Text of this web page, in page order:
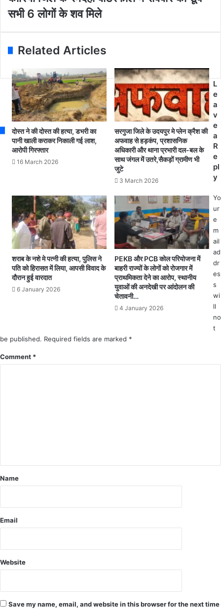
m
a
l
a
d
r
झ
के
बा
प
ति
फां
सी
ल
गा
क
त्या
जां
टी
या
के
द
हा
वा
फॉ
ल
को
भी
लो
गों
के
सभी 6 लोगों के शव मिले
Related Articles
दोस्त ने की दोस्त की हत्या, डभरी का
पानी खाली कराकर निकाली गई लाश,
आरोपी गिरफ्तार
16 March 2026
सरगुजा जिले के उदयपुर मे प्लेन क्रैश की
अफवाह से हड़कंप, प्रशासनिक
अधिकारी और थाना प्रभारी दल-बल के
साथ जंगल में उतरे,सैकड़ों ग्रामीण भी
जुटे
3 March 2026
शराब के नशे मे पत्नी की हत्या, पुलिस ने
पति को हिरासत में लिया, आपसी विवाद के
दौरान हुई वारदात
6 January 2026
PEKB और PCB कोल परियोजना में
बाहरी राज्यों के लोगों को रोजगार में
प्राथमिकता देने का आरोप, स्थानीय
युवाओं की अनदेखी पर आंदोलन की
चेतावनी…
4 January 2026
L
e
a
v
e
a
R
e
pl
y
Yo
ur
e
m
ail
ad
dr
es
s
wi
ll
no
t
be published. Required fields are marked *
Comment *
Name
Email
Website
Save my name, email, and website in this browser for the next time